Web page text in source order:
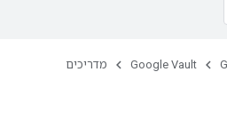
Google Vault מדריכים